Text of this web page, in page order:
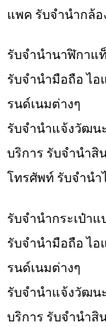
แพค รับจำนำกล้อ
รับจำนำนาฬิกาแ
รับจำนำมือถือ ไ
รนด์เนมต่างๆ
รับจํานําแจ้งวัฒน
บริการ รับจำนำสิ
โทรศัพท์ รับจำน
รับจำนำกระเป๋า
รับจำนำมือถือ ไ
รนด์เนมต่างๆ
รับจํานําแจ้งวัฒน
บริการ รับจำนำสิ